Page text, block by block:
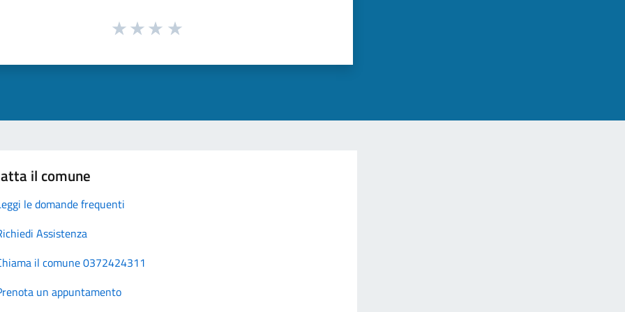
il comune
le domande frequenti
Assistenza
il comune 0372424311
un appuntamento